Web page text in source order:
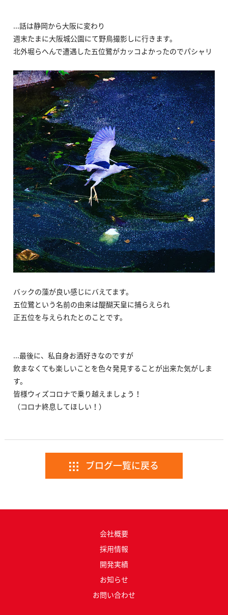
...話は静岡から大阪に変わり
週末たまに大阪城公園にて野鳥撮影しに行きます。
北外堀らへんで遭遇した五位鷺がカッコよかったのでパシャリ
バックの藻が良い感じにバえてます。
五位鷺という名前の由来は醍醐天皇に捕らえられ
正五位を与えられたとのことです。
...最後に、私自身お酒好きなのですが
飲まなくても楽しいことを色々発見することが出来た気がしま
す。
皆様ウィズコロナで乗り越えましょう！
（コロナ終息してほしい！）
ブログ一覧に戻る
会社概要
採用情報
開発実績
お知らせ
お問い合わせ